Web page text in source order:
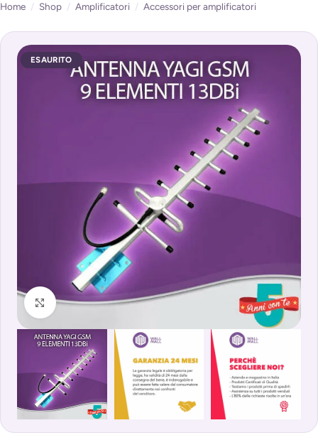
Home / Shop / Amplificatori / Accessori per amplificatori
ESAURITO
Clicca per ingrandire